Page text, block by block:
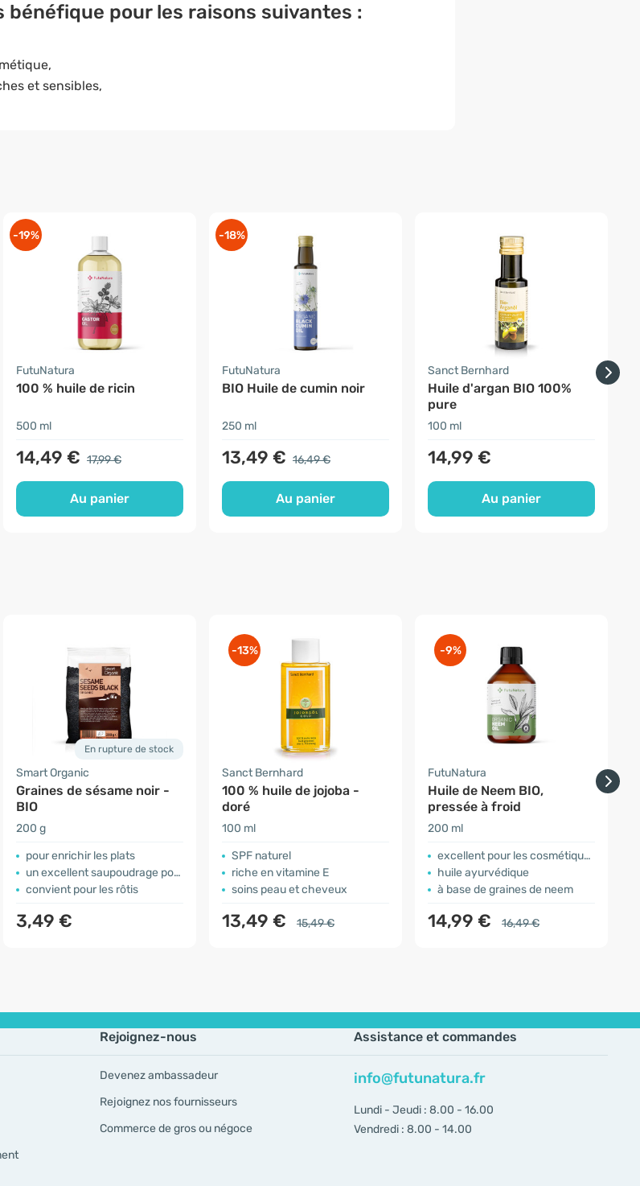
bénéfique pour les raisons suivantes :
et sensibles,
-19%
FutuNatura
100 % huile de ricin
500 ml
14,49 € 17,99 €
Au panier
-18%
FutuNatura
BIO Huile de cumin noir
250 ml
13,49 € 16,49 €
Au panier
Sanct Bernhard
Huile d'argan BIO 100%
pure
100 ml
14,99 €
Au panier
En rupture de stock
Smart Organic
Graines de sésame noir -
BIO
200 g
pour enrichir les plats
un excellent saupoudrage pour les salades
convient pour les rôtis
3,49 €
-13%
Sanct Bernhard
100 % huile de jojoba -
doré
100 ml
SPF naturel
riche en vitamine E
soins peau et cheveux
13,49 € 15,49 €
-9%
FutuNatura
Huile de Neem BIO,
pressée à froid
200 ml
excellent pour les cosmétiques
huile ayurvédique
à base de graines de neem
14,99 € 16,49 €
Rejoignez-nous
Devenez ambassadeur
Rejoignez nos fournisseurs
Commerce de gros ou négoce
Assistance et commandes
info@futunatura.fr
Lundi - Jeudi : 8.00 - 16.00
Vendredi : 8.00 - 14.00